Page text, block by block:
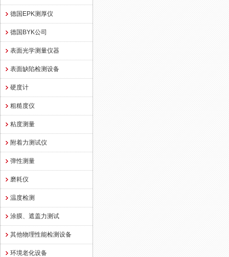
德国EPK测厚仪
德国BYK公司
表面光学测量仪器
表面缺陷检测设备
硬度计
粗糙度仪
粘度测量
附着力测试仪
弹性测量
磨耗仪
温度检测
涂膜、遮盖力测试
其他物理性能检测设备
环境老化设备